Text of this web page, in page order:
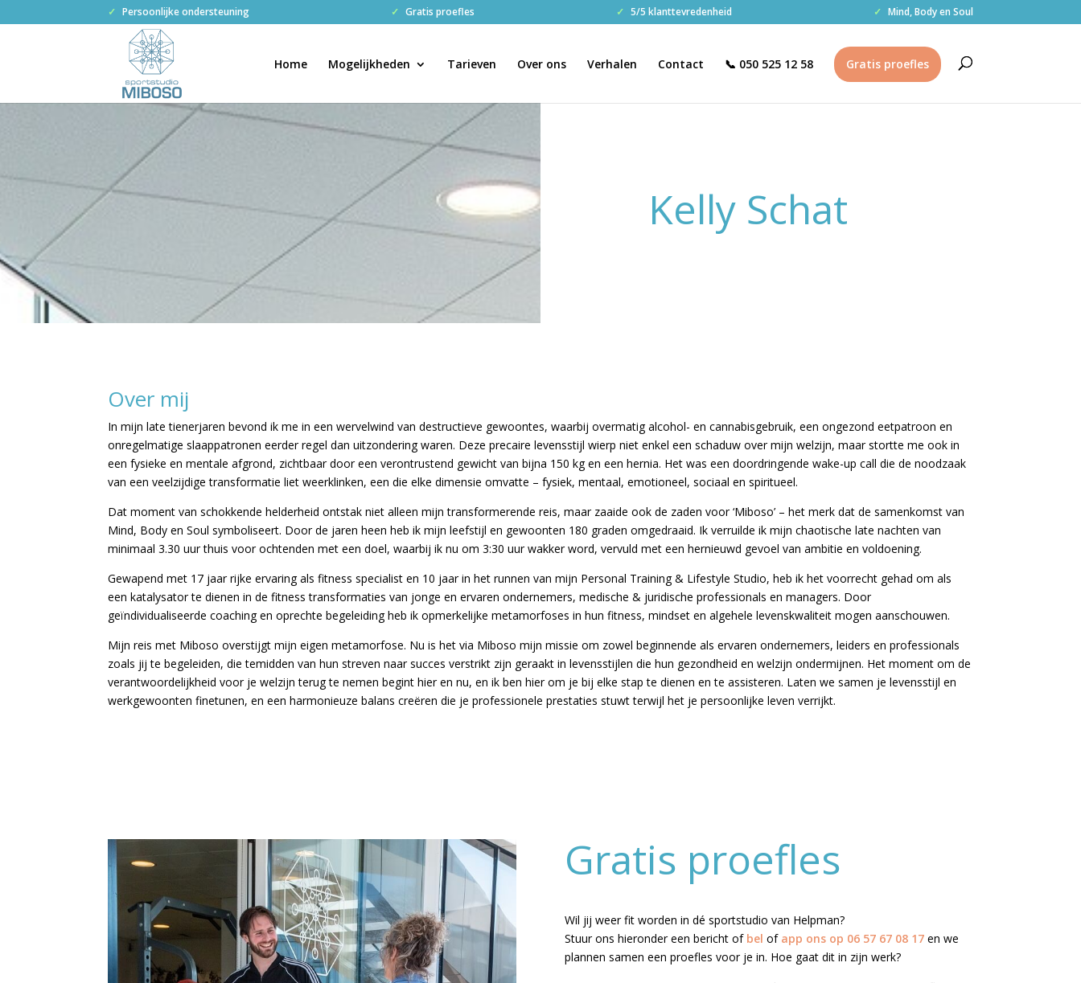
✓ Persoonlijke ondersteuning ✓ Gratis proefles ✓ 5/5 klanttevredenheid ✓ Mind, Body en Soul
Home Mogelijkheden Tarieven Over ons Verhalen Contact 📞 050 525 12 58 Gratis proefles
Kelly Schat
Over mij
In mijn late tienerjaren bevond ik me in een wervelwind van destructieve gewoontes, waarbij overmatig alcohol- en cannabisgebruik, een ongezond eetpatroon en
onregelmatige slaappatronen eerder regel dan uitzondering waren. Deze precaire levensstijl wierp niet enkel een schaduw over mijn welzijn, maar stortte me ook in
een fysieke en mentale afgrond, zichtbaar door een verontrustend gewicht van bijna 150 kg en een hernia. Het was een doordringende wake-up call die de noodzaak
van een veelzijdige transformatie liet weerklinken, een die elke dimensie omvatte – fysiek, mentaal, emotioneel, sociaal en spiritueel.
Dat moment van schokkende helderheid ontstak niet alleen mijn transformerende reis, maar zaaide ook de zaden voor ‘Miboso’ – het merk dat de samenkomst van
Mind, Body en Soul symboliseert. Door de jaren heen heb ik mijn leefstijl en gewoonten 180 graden omgedraaid. Ik verruilde ik mijn chaotische late nachten van
minimaal 3.30 uur thuis voor ochtenden met een doel, waarbij ik nu om 3:30 uur wakker word, vervuld met een hernieuwd gevoel van ambitie en voldoening.
Gewapend met 17 jaar rijke ervaring als fitness specialist en 10 jaar in het runnen van mijn Personal Training & Lifestyle Studio, heb ik het voorrecht gehad om als
een katalysator te dienen in de fitness transformaties van jonge en ervaren ondernemers, medische & juridische professionals en managers. Door
geïndividualiseerde coaching en oprechte begeleiding heb ik opmerkelijke metamorfoses in hun fitness, mindset en algehele levenskwaliteit mogen aanschouwen.
Mijn reis met Miboso overstijgt mijn eigen metamorfose. Nu is het via Miboso mijn missie om zowel beginnende als ervaren ondernemers, leiders en professionals
zoals jij te begeleiden, die temidden van hun streven naar succes verstrikt zijn geraakt in levensstijlen die hun gezondheid en welzijn ondermijnen. Het moment om de
verantwoordelijkheid voor je welzijn terug te nemen begint hier en nu, en ik ben hier om je bij elke stap te dienen en te assisteren. Laten we samen je levensstijl en
werkgewoonten finetunen, en een harmonieuze balans creëren die je professionele prestaties stuwt terwijl het je persoonlijke leven verrijkt.
Gratis proefles
Wil jij weer fit worden in dé sportstudio van Helpman?
Stuur ons hieronder een bericht of bel of app ons op 06 57 67 08 17en we
plannen samen een proefles voor je in. Hoe gaat dit in zijn werk?